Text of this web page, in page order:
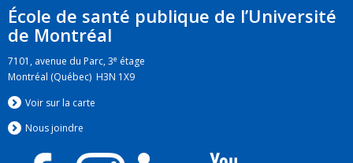
École de santé publique de l’Université
de Montréal
7101, avenue du Parc, 3e étage
Montréal (Québec) H3N 1X9
Voir sur la carte
Nous joindre